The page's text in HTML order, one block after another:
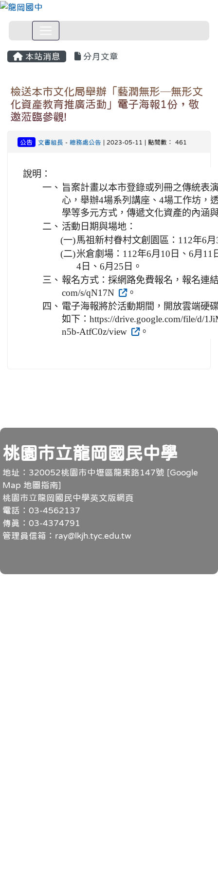
本站消息 分月文章
檢送本市文化局舉辦「藝潤無形─無形文
化資產教育推廣活動」電子海報1份，敬
邀蒞臨參觀!
公告 文書組長 - 總務處公告 | 2023-05-11 | 點閱數： 461
說明：
一、 旨案計畫以本市登錄或列冊之傳統表
心，舉辦4場系列講座、4場工作坊，
學等多元方式，傳遞文化資產的內涵
二、 活動日期與場地：
(一)馬祖新村眷村文創園區：112年6
(二)米倉劇場：112年6月10日、6月11
4日、6月25日。
三、 報名方式：採網路免費報名，報名連
com/s/qN17N
。
四、 電子海報將於活動期間，開放雲端硬
如下：https://drive.google.com/file/d/
n5b-AtfC0z/view
。
頁尾
桃園市立龍岡國民中學
地址：320052桃園市中壢區龍東路147號 [Google
Map 地圖指南]
桃園市立龍岡國民中學英文版網頁
電話：03-4562137
傳真：03-4374791
管理員信箱：ray@lkjh.tyc.edu.tw